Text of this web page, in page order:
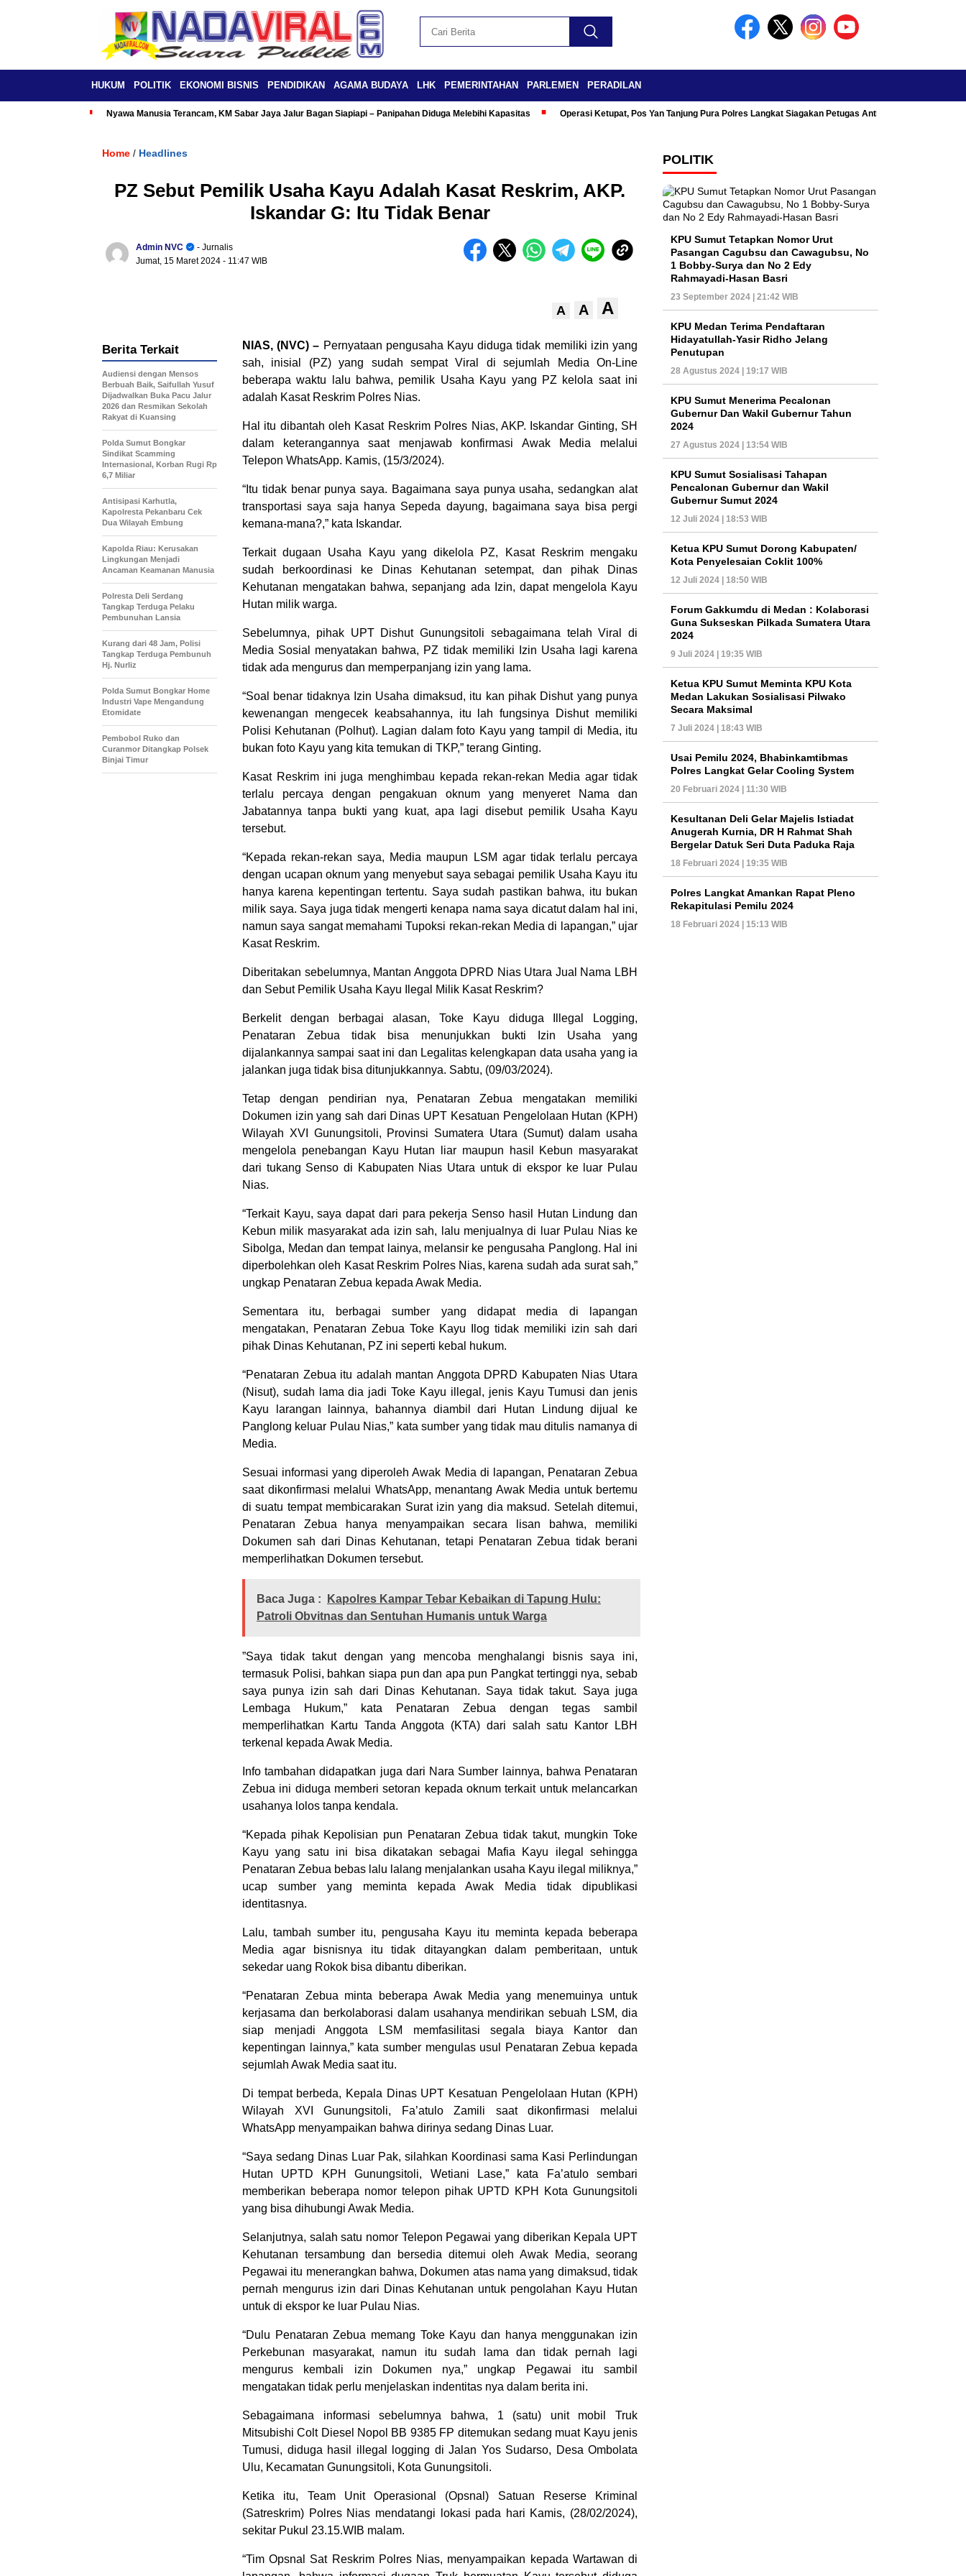
HUKUM POLITIK EKONOMI BISNIS PENDIDIKAN AGAMA BUDAYA LHK PEMERINTAHAN PARLEMEN PERADILAN
Nyawa Manusia Terancam, KM Sabar Jaya Jalur Bagan Siapiapi – Panipahan Diduga Melebihi Kapasitas Operasi Ketupat, Pos Yan Tanjung Pura Polres Langkat Siagakan Petugas Antisipasi Kemacetan
Home / Headlines
PZ Sebut Pemilik Usaha Kayu Adalah Kasat Reskrim, AKP.
Iskandar G: Itu Tidak Benar
Admin NVC
- Jurnalis
Jumat, 15 Maret 2024 - 11:47 WIB
A A A
NIAS, (NVC) – Pernyataan pengusaha Kayu diduga tidak memiliki izin yang
sah, inisial (PZ) yang sudah sempat Viral di sejumlah Media On-Line
beberapa waktu lalu bahwa, pemilik Usaha Kayu yang PZ kelola saat ini
adalah Kasat Reskrim Polres Nias.
Hal itu dibantah oleh Kasat Reskrim Polres Nias, AKP. Iskandar Ginting, SH
dalam keterangannya saat menjawab konfirmasi Awak Media melalui
Telepon WhatsApp. Kamis, (15/3/2024).
“Itu tidak benar punya saya. Bagaimana saya punya usaha, sedangkan alat
transportasi saya saja hanya Sepeda dayung, bagaimana saya bisa pergi
kemana-mana?,” kata Iskandar.
Terkait dugaan Usaha Kayu yang dikelola PZ, Kasat Reskrim mengaku
sudah berkoordinasi ke Dinas Kehutanan setempat, dan pihak Dinas
Kehutanan mengatakan bahwa, sepanjang ada Izin, dapat mengelola Kayu
Hutan milik warga.
Sebelumnya, pihak UPT Dishut Gunungsitoli sebagaimana telah Viral di
Media Sosial menyatakan bahwa, PZ tidak memiliki Izin Usaha lagi karena
tidak ada mengurus dan memperpanjang izin yang lama.
“Soal benar tidaknya Izin Usaha dimaksud, itu kan pihak Dishut yang punya
kewenangan mengecek keabsahannya, itu lah fungsinya Dishut memiliki
Polisi Kehutanan (Polhut). Lagian dalam foto Kayu yang tampil di Media, itu
bukan foto Kayu yang kita temukan di TKP,” terang Ginting.
Kasat Reskrim ini juga menghimbau kepada rekan-rekan Media agar tidak
terlalu percaya dengan pengakuan oknum yang menyeret Nama dan
Jabatannya tanpa bukti yang kuat, apa lagi disebut pemilik Usaha Kayu
tersebut.
“Kepada rekan-rekan saya, Media maupun LSM agar tidak terlalu percaya
dengan ucapan oknum yang menyebut saya sebagai pemilik Usaha Kayu itu
hanya karena kepentingan tertentu. Saya sudah pastikan bahwa, itu bukan
milik saya. Saya juga tidak mengerti kenapa nama saya dicatut dalam hal ini,
namun saya sangat memahami Tupoksi rekan-rekan Media di lapangan,” ujar
Kasat Reskrim.
Diberitakan sebelumnya, Mantan Anggota DPRD Nias Utara Jual Nama LBH
dan Sebut Pemilik Usaha Kayu Ilegal Milik Kasat Reskrim?
Berkelit dengan berbagai alasan, Toke Kayu diduga Illegal Logging,
Penataran Zebua tidak bisa menunjukkan bukti Izin Usaha yang
dijalankannya sampai saat ini dan Legalitas kelengkapan data usaha yang ia
jalankan juga tidak bisa ditunjukkannya. Sabtu, (09/03/2024).
Tetap dengan pendirian nya, Penataran Zebua mengatakan memiliki
Dokumen izin yang sah dari Dinas UPT Kesatuan Pengelolaan Hutan (KPH)
Wilayah XVI Gunungsitoli, Provinsi Sumatera Utara (Sumut) dalam usaha
mengelola penebangan Kayu Hutan liar maupun hasil Kebun masyarakat
dari tukang Senso di Kabupaten Nias Utara untuk di ekspor ke luar Pulau
Nias.
“Terkait Kayu, saya dapat dari para pekerja Senso hasil Hutan Lindung dan
Kebun milik masyarakat ada izin sah, lalu menjualnya di luar Pulau Nias ke
Sibolga, Medan dan tempat lainya, melansir ke pengusaha Panglong. Hal ini
diperbolehkan oleh Kasat Reskrim Polres Nias, karena sudah ada surat sah,”
ungkap Penataran Zebua kepada Awak Media.
Sementara itu, berbagai sumber yang didapat media di lapangan
mengatakan, Penataran Zebua Toke Kayu Ilog tidak memiliki izin sah dari
pihak Dinas Kehutanan, PZ ini seperti kebal hukum.
“Penataran Zebua itu adalah mantan Anggota DPRD Kabupaten Nias Utara
(Nisut), sudah lama dia jadi Toke Kayu illegal, jenis Kayu Tumusi dan jenis
Kayu larangan lainnya, bahannya diambil dari Hutan Lindung dijual ke
Panglong keluar Pulau Nias,” kata sumber yang tidak mau ditulis namanya di
Media.
Sesuai informasi yang diperoleh Awak Media di lapangan, Penataran Zebua
saat dikonfirmasi melalui WhatsApp, menantang Awak Media untuk bertemu
di suatu tempat membicarakan Surat izin yang dia maksud. Setelah ditemui,
Penataran Zebua hanya menyampaikan secara lisan bahwa, memiliki
Dokumen sah dari Dinas Kehutanan, tetapi Penataran Zebua tidak berani
memperlihatkan Dokumen tersebut.
Baca Juga :
Kapolres Kampar Tebar Kebaikan di Tapung Hulu:
Patroli Obvitnas dan Sentuhan Humanis untuk Warga
”Saya tidak takut dengan yang mencoba menghalangi bisnis saya ini,
termasuk Polisi, bahkan siapa pun dan apa pun Pangkat tertinggi nya, sebab
saya punya izin sah dari Dinas Kehutanan. Saya tidak takut. Saya juga
Lembaga Hukum,” kata Penataran Zebua dengan tegas sambil
memperlihatkan Kartu Tanda Anggota (KTA) dari salah satu Kantor LBH
terkenal kepada Awak Media.
Info tambahan didapatkan juga dari Nara Sumber lainnya, bahwa Penataran
Zebua ini diduga memberi setoran kepada oknum terkait untuk melancarkan
usahanya lolos tanpa kendala.
“Kepada pihak Kepolisian pun Penataran Zebua tidak takut, mungkin Toke
Kayu yang satu ini bisa dikatakan sebagai Mafia Kayu ilegal sehingga
Penataran Zebua bebas lalu lalang menjalankan usaha Kayu ilegal miliknya,”
ucap sumber yang meminta kepada Awak Media tidak dipublikasi
identitasnya.
Lalu, tambah sumber itu, pengusaha Kayu itu meminta kepada beberapa
Media agar bisnisnya itu tidak ditayangkan dalam pemberitaan, untuk
sekedar uang Rokok bisa dibantu diberikan.
“Penataran Zebua minta beberapa Awak Media yang menemuinya untuk
kerjasama dan berkolaborasi dalam usahanya mendirikan sebuah LSM, dia
siap menjadi Anggota LSM memfasilitasi segala biaya Kantor dan
kepentingan lainnya,” kata sumber mengulas usul Penataran Zebua kepada
sejumlah Awak Media saat itu.
Di tempat berbeda, Kepala Dinas UPT Kesatuan Pengelolaan Hutan (KPH)
Wilayah XVI Gunungsitoli, Fa’atulo Zamili saat dikonfirmasi melalui
WhatsApp menyampaikan bahwa dirinya sedang Dinas Luar.
“Saya sedang Dinas Luar Pak, silahkan Koordinasi sama Kasi Perlindungan
Hutan UPTD KPH Gunungsitoli, Wetiani Lase,” kata Fa’atulo sembari
memberikan beberapa nomor telepon pihak UPTD KPH Kota Gunungsitoli
yang bisa dihubungi Awak Media.
Selanjutnya, salah satu nomor Telepon Pegawai yang diberikan Kepala UPT
Kehutanan tersambung dan bersedia ditemui oleh Awak Media, seorang
Pegawai itu menerangkan bahwa, Dokumen atas nama yang dimaksud, tidak
pernah mengurus izin dari Dinas Kehutanan untuk pengolahan Kayu Hutan
untuk di ekspor ke luar Pulau Nias.
“Dulu Penataran Zebua memang Toke Kayu dan hanya menggunakan izin
Perkebunan masyarakat, namun itu sudah lama dan tidak pernah lagi
mengurus kembali izin Dokumen nya,” ungkap Pegawai itu sambil
mengatakan tidak perlu menjelaskan indentitas nya dalam berita ini.
Sebagaimana informasi sebelumnya bahwa, 1 (satu) unit mobil Truk
Mitsubishi Colt Diesel Nopol BB 9385 FP ditemukan sedang muat Kayu jenis
Tumusi, diduga hasil illegal logging di Jalan Yos Sudarso, Desa Ombolata
Ulu, Kecamatan Gunungsitoli, Kota Gunungsitoli.
Ketika itu, Team Unit Operasional (Opsnal) Satuan Reserse Kriminal
(Satreskrim) Polres Nias mendatangi lokasi pada hari Kamis, (28/02/2024),
sekitar Pukul 23.15.WIB malam.
“Tim Opsnal Sat Reskrim Polres Nias, menyampaikan kepada Wartawan di
Berita Terkait
Audiensi dengan Mensos
Berbuah Baik, Saifullah Yusuf
Dijadwalkan Buka Pacu Jalur
2026 dan Resmikan Sekolah
Rakyat di Kuansing
Polda Sumut Bongkar
Sindikat Scamming
Internasional, Korban Rugi Rp
6,7 Miliar
Antisipasi Karhutla,
Kapolresta Pekanbaru Cek
Dua Wilayah Embung
Kapolda Riau: Kerusakan
Lingkungan Menjadi
Ancaman Keamanan Manusia
Polresta Deli Serdang
Tangkap Terduga Pelaku
Pembunuhan Lansia
Kurang dari 48 Jam, Polisi
Tangkap Terduga Pembunuh
Hj. Nurliz
Polda Sumut Bongkar Home
Industri Vape Mengandung
Etomidate
Pembobol Ruko dan
Curanmor Ditangkap Polsek
Binjai Timur
POLITIK
KPU Sumut Tetapkan Nomor Urut
Pasangan Cagubsu dan Cawagubsu, No
1 Bobby-Surya dan No 2 Edy
Rahmayadi-Hasan Basri
23 September 2024 | 21:42 WIB
KPU Medan Terima Pendaftaran
Hidayatullah-Yasir Ridho Jelang
Penutupan
28 Agustus 2024 | 19:17 WIB
KPU Sumut Menerima Pecalonan
Gubernur Dan Wakil Gubernur Tahun
2024
27 Agustus 2024 | 13:54 WIB
KPU Sumut Sosialisasi Tahapan
Pencalonan Gubernur dan Wakil
Gubernur Sumut 2024
12 Juli 2024 | 18:53 WIB
Ketua KPU Sumut Dorong Kabupaten/
Kota Penyelesaian Coklit 100%
12 Juli 2024 | 18:50 WIB
Forum Gakkumdu di Medan : Kolaborasi
Guna Sukseskan Pilkada Sumatera Utara
2024
9 Juli 2024 | 19:35 WIB
Ketua KPU Sumut Meminta KPU Kota
Medan Lakukan Sosialisasi Pilwako
Secara Maksimal
7 Juli 2024 | 18:43 WIB
Usai Pemilu 2024, Bhabinkamtibmas
Polres Langkat Gelar Cooling System
20 Februari 2024 | 11:30 WIB
Kesultanan Deli Gelar Majelis Istiadat
Anugerah Kurnia, DR H Rahmat Shah
Bergelar Datuk Seri Duta Paduka Raja
18 Februari 2024 | 19:35 WIB
Polres Langkat Amankan Rapat Pleno
Rekapitulasi Pemilu 2024
18 Februari 2024 | 15:13 WIB